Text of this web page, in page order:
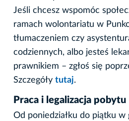
Jeśli chcesz wspomóc
ramach wolontariatu w
tłumaczeniem czy
codziennych, albo jesteś
prawnikiem – zgłoś się
Szczegóły tutaj.
Praca i legalizacja pobytu
Od poniedziałku do piątku w